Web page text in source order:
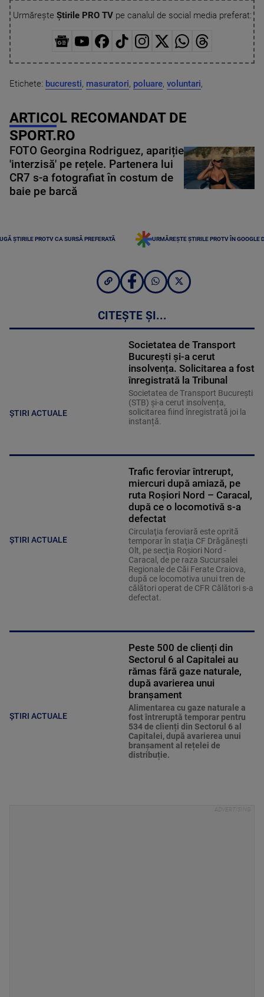
Urmărește Știrile PRO TVpe canalul de social media preferat:
Etichete: bucuresti, masuratori, poluare, voluntari,
ARTICOL RECOMANDAT DE
SPORT.RO
FOTO Georgina Rodriguez, apariție
'interzisă' pe rețele. Partenera lui
CR7 s-a fotografiat în costum de
baie pe barcă
ȘTIRILE PROTV CA SURSĂ PREFERATĂ URMĂREȘTE ȘTIRILE PROTV ÎN GOOGLE
CITEȘTE ȘI...
ȘTIRI ACTUALE
Societatea de Transport
București și-a cerut
insolvența. Solicitarea a fost
înregistrată la Tribunal
Societatea de Transport București
(STB) și-a cerut insolvența,
solicitarea fiind înregistrată joi la
instanță.
ȘTIRI ACTUALE
Trafic feroviar întrerupt,
miercuri după amiază, pe
ruta Roşiori Nord – Caracal,
după ce o locomotivă s-a
defectat
Circulaţia feroviară este oprită
temporar în staţia CF Drăgăneşti
Olt, pe secţia Roşiori Nord -
Caracal, de pe raza Sucursalei
Regionale de Căi Ferate Craiova,
după ce locomotiva unui tren de
călători operat de CFR Călători s-a
defectat.
ȘTIRI ACTUALE
Peste 500 de clienți din
Sectorul 6 al Capitalei au
rămas fără gaze naturale,
după avarierea unui
branșament
Alimentarea cu gaze naturale a
fost întreruptă temporar pentru
534 de clienți din Sectorul 6 al
Capitalei, după avarierea unui
branșament al rețelei de
distribuție.